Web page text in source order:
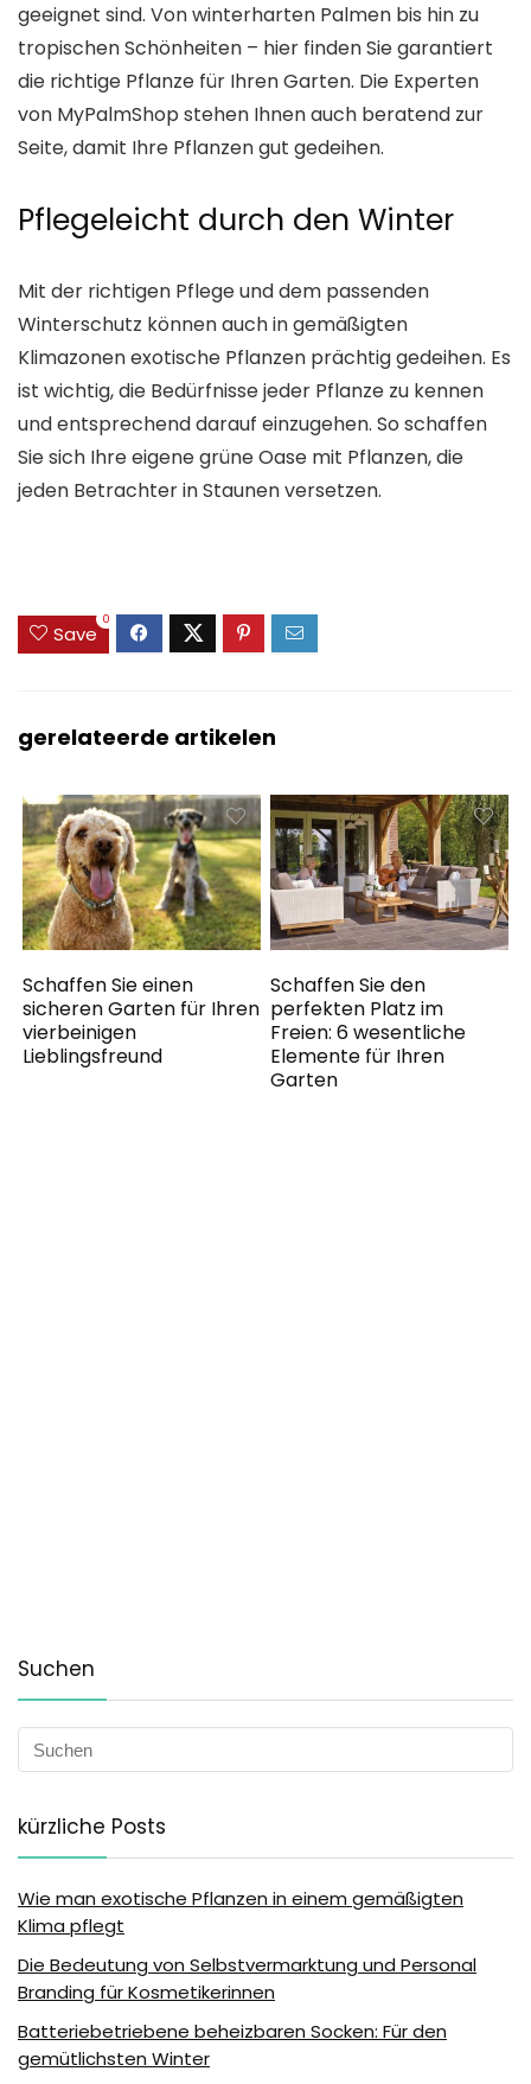
geeignet sind. Von winterharten Palmen bis hin zu
tropischen Schönheiten – hier finden Sie garantiert
die richtige Pflanze für Ihren Garten. Die Experten
von MyPalmShop stehen Ihnen auch beratend zur
Seite, damit Ihre Pflanzen gut gedeihen.
Pflegeleicht durch den Winter
Mit der richtigen Pflege und dem passenden
Winterschutz können auch in gemäßigten
Klimazonen exotische Pflanzen prächtig gedeihen. Es
ist wichtig, die Bedürfnisse jeder Pflanze zu kennen
und entsprechend darauf einzugehen. So schaffen
Sie sich Ihre eigene grüne Oase mit Pflanzen, die
jeden Betrachter in Staunen versetzen.
Save
0
gerelateerde artikelen
Schaffen Sie einen
sicheren Garten für Ihren
vierbeinigen
Lieblingsfreund
Schaffen Sie den
perfekten Platz im
Freien: 6 wesentliche
Elemente für Ihren
Garten
Suchen
kürzliche Posts
Wie man exotische Pflanzen in einem gemäßigten
Klima pflegt
Die Bedeutung von Selbstvermarktung und Personal
Branding für Kosmetikerinnen
Batteriebetriebene beheizbaren Socken: Für den
gemütlichsten Winter